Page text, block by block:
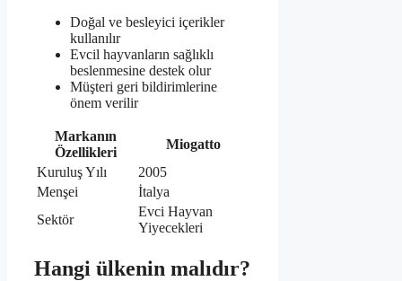
Doğal ve besleyici içerikler
kullanılır
Evcil hayvanların sağlıklı
beslenmesine destek olur
Müşteri geri bildirimlerine
önem verilir
Markanın
Özellikleri
Miogatto
Kuruluş Yılı
2005
Menşei
İtalya
Sektör
Evci Hayvan
Yiyecekleri
Hangi ülkenin malıdır?